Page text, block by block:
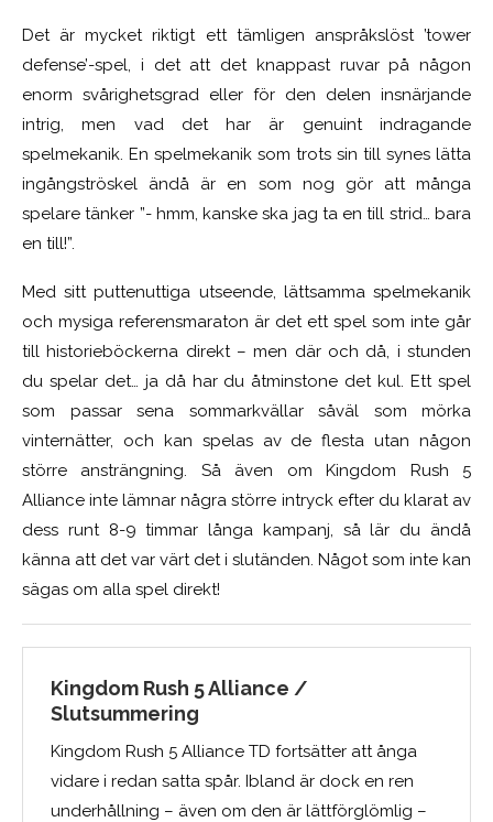
Det är mycket riktigt ett tämligen anspråkslöst ’tower
defense’-spel, i det att det knappast ruvar på någon
enorm svårighetsgrad eller för den delen insnärjande
intrig, men vad det har är genuint indragande
spelmekanik. En spelmekanik som trots sin till synes lätta
ingångströskel ändå är en som nog gör att många
spelare tänker ”- hmm, kanske ska jag ta en till strid… bara
en till!”.
Med sitt puttenuttiga utseende, lättsamma spelmekanik
och mysiga referensmaraton är det ett spel som inte går
till historieböckerna direkt – men där och då, i stunden
du spelar det… ja då har du åtminstone det kul. Ett spel
som passar sena sommarkvällar såväl som mörka
vinternätter, och kan spelas av de flesta utan någon
större ansträngning. Så även om Kingdom Rush 5
Alliance inte lämnar några större intryck efter du klarat av
dess runt 8-9 timmar långa kampanj, så lär du ändå
känna att det var värt det i slutänden. Något som inte kan
sägas om alla spel direkt!
Kingdom Rush 5 Alliance /
Slutsummering
Kingdom Rush 5 Alliance TD fortsätter att ånga
vidare i redan satta spår. Ibland är dock en ren
underhållning – även om den är lättförglömlig –